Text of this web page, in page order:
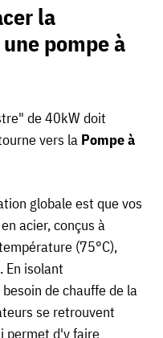
la
pompe à
de 40kW doit
vers la Pompe à
globale est que vos
acier, conçus à
(75°C),
En isolant
de chauffe de la
se retrouvent
permet d'y faire